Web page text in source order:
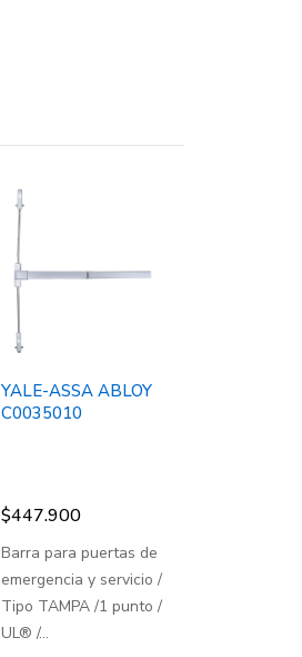
YALE-ASSA ABLOY
C0035010
$447.900
Barra para puertas de
emergencia y servicio /
Tipo TAMPA /1 punto /
UL® /...